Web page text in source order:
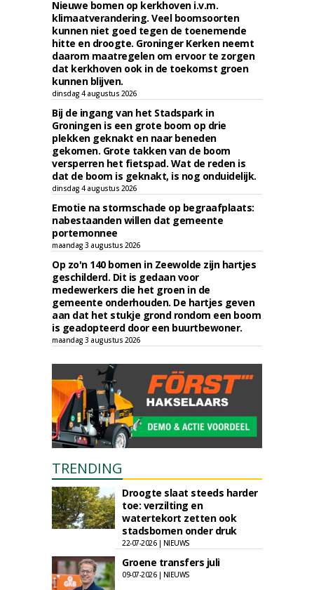
Nieuwe bomen op kerkhoven i.v.m.
klimaatverandering. Veel boomsoorten
kunnen niet goed tegen de toenemende
hitte en droogte. Groninger Kerken neemt
daarom maatregelen om ervoor te zorgen
dat kerkhoven ook in de toekomst groen
kunnen blijven.
dinsdag 4 augustus 2026
Bij de ingang van het Stadspark in
Groningen is een grote boom op drie
plekken geknakt en naar beneden
gekomen. Grote takken van de boom
versperren het fietspad. Wat de reden is
dat de boom is geknakt, is nog onduidelijk.
dinsdag 4 augustus 2026
Emotie na stormschade op begraafplaats:
nabestaanden willen dat gemeente
portemonnee
maandag 3 augustus 2026
Op zo'n 140 bomen in Zeewolde zijn hartjes
geschilderd. Dit is gedaan voor
medewerkers die het groen in de
gemeente onderhouden. De hartjes geven
aan dat het stukje grond rondom een boom
is geadopteerd door een buurtbewoner.
maandag 3 augustus 2026
TRENDING
Droogte slaat steeds harder
toe: verzilting en
watertekort zetten ook
stadsbomen onder druk
22-07-2026 | NIEUWS
Groene transfers juli
09-07-2026 | NIEUWS